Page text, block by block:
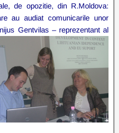
de opozitie, din R.Moldova:
au audiat comunicarile unor
Gentvilas – reprezentant al